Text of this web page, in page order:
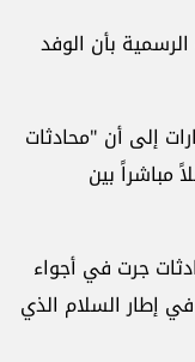
بأن الوفد
إلى أن "محادثات
مباشراً بين
جرت في أجواء
في إطار السلام الذي